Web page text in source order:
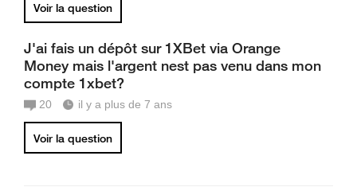
Voir la question
J'ai fais un dépôt sur 1XBet via Orange
Money mais l'argent nest pas venu dans mon
compte 1xbet?
20 il y a plus de 7 ans
Voir la question